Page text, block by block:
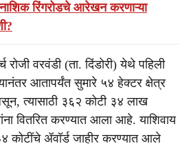
रिंगरोडचे आरेखन करणाऱ्या
रोजी वरवंडी (ता. दिंडोरी) येथे पहिली
आतापर्यंत सुमारे ५४ हेक्टर क्षेत्र
त्यासाठी ३६२ कोटी ३४ लाख
वितरित करण्यात आला आहे. याशिवाय
कोटींचे ॲवॉर्ड जाहीर करण्यात आले